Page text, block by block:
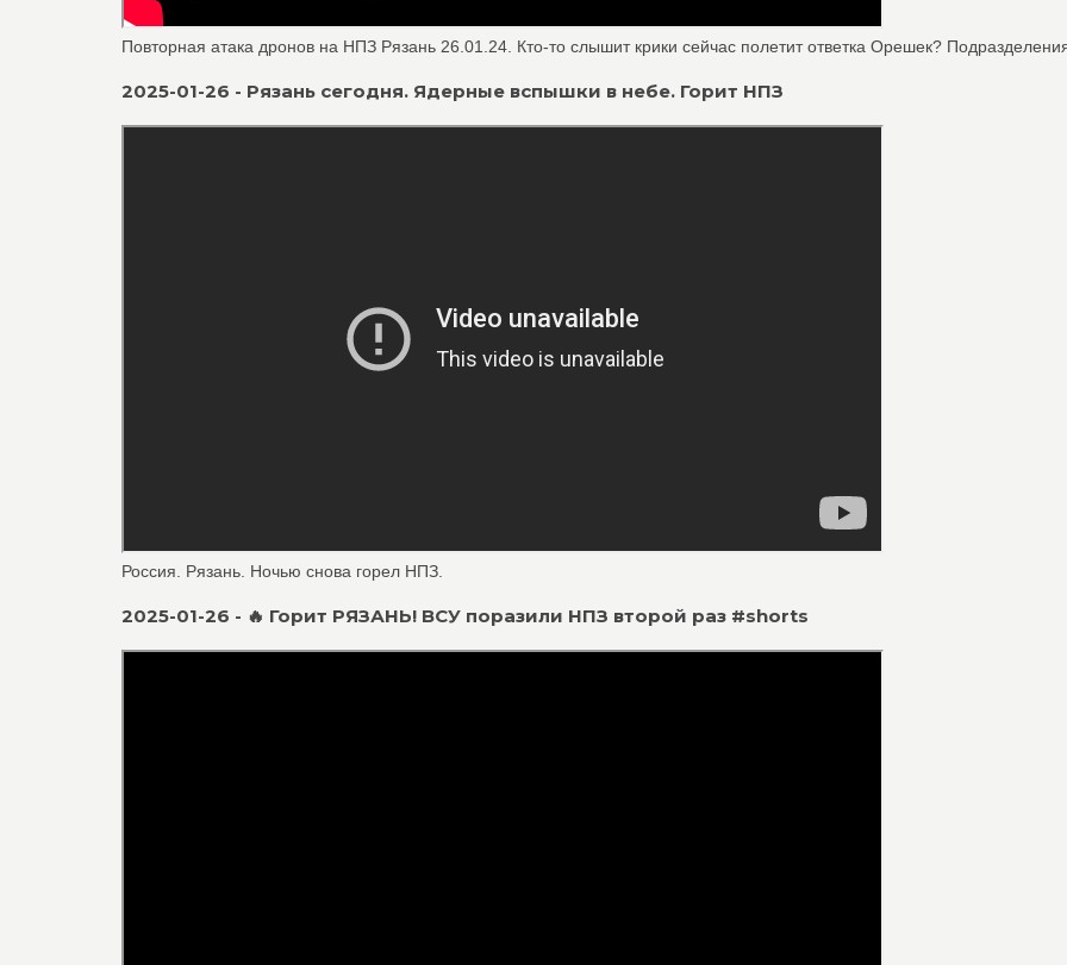
Повторная атака дронов на НПЗ Рязань 26.01.24. Кто-то слышит крики сейчас полетит ответка Орешек?
2025-01-26 - Рязань сегодня. Ядерные вспышки в небе. Горит НПЗ
Россия. Рязань. Ночью снова горел НПЗ.
2025-01-26 - 🔥 Горит РЯЗАНЬ! ВСУ поразили НПЗ второй раз #shorts